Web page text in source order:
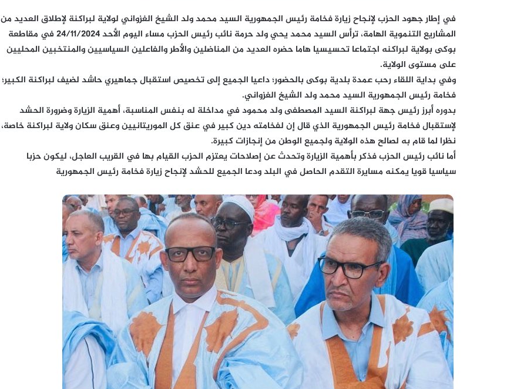
في إطار جهود الحزب لإنجاح زيارة فخامة رئيس الجمهورية السيد محمد ولد الشيخ الغزواني لولاية لبراكنة لإطلاق العديد من
المشاريع التنموية الهامة، ترأس السيد محمد يحي ولد حرمة نائب رئيس الحزب مساء اليوم الأحد 24/11/2024 في مقاطعة
بوكى بولاية لبراكنه اجتماعا تحسيسيا هاما حضره العديد من المناضلين والأطر والفاعلين السياسيين والمنتخبين المحليين
على مستوى الولاية.
وفي بداية اللقاء رحب عمدة بلدية بوكى بالحضور؛ داعيا الجميع إلى تخصيص استقبال جماهيري حاشد لضيف لبراكنة الكبير؛
فخامة رئيس الجمهورية السيد محمد ولد الشيخ الغزواني.
بدوره أبرز رئيس جهة لبراكنة السيد المصطفى ولد محمود في مداخلة له بنفس المناسبة، أهمية الزيارة وضرورة الحشد
لإستقبال فخامة رئيس الجمهورية الذي قال إن لفخامته دين كبير في عنق كل الموريتانيين وعنق سكان ولاية لبراكنة خاصة،
نظرا لما قام به لصالح هذه الولاية ولجميع الوطن من إنجازات كبيرة.
أما نائب رئيس الحزب فذكر بأهمية الزيارة وتحدث عن إصلاحات يعتزم الحزب القيام بها في القريب العاجل، ليكون حزبا
سياسيا قويا يمكنه مسايرة التقدم الحاصل في البلد ودعا الجميع للحشد لإنجاح زيارة فخامة رئيس الجمهورية